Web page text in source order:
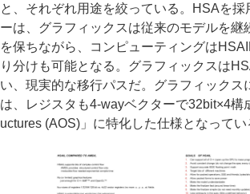
と、それぞれ用途を絞っている。HSAを採
ーは、グラフィックスは従来のモデルを継
を保ちながら、コンピューティングは
り分けも可能となる。グラフィックスは
い、現実的な移行パスだ。グラフィックス
は、レジスタも4-wayベクターで32bit×4構
uctures (AOS)」に特化した仕様となってい